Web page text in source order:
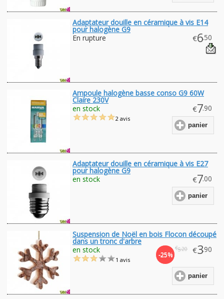
Adaptateur douille en céramique à vis E14
pour halogène G9
€6.50
En rupture
Ampoule halogène basse conso G9 60W
Claire 230V
€7.90
en stock
panier
2 avis
Adaptateur douille en céramique à vis E27
pour halogène G9
€7.00
en stock
panier
Suspension de Noël en bois Flocon découpé
dans un tronc d'arbre
-25%
€5.20 €3.90
en stock
panier
1 avis